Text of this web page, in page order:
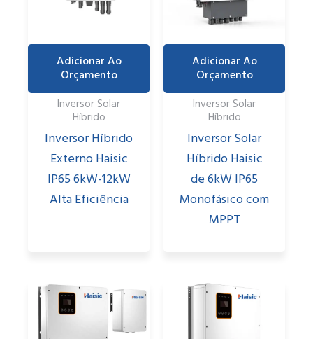
Adicionar Ao
Orçamento
Inversor Solar
Híbrido
Inversor Híbrido
Externo Haisic
IP65 6kW-12kW
Alta Eficiência
Adicionar Ao
Orçamento
Inversor Solar
Híbrido
Inversor Solar
Híbrido Haisic
de 6kW IP65
Monofásico com
MPPT